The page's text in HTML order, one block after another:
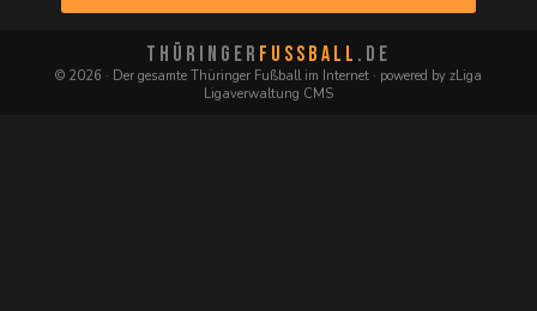
THÜRINGER FUSSBALL .DE
© 2026 · Der gesamte Thüringer Fußball im Internet · powered by zLiga
Ligaverwaltung CMS